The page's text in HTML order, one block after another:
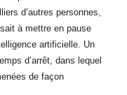
d’autres personnes,
à mettre en pause
artificielle. Un
d’arrêt, dans lequel
de façon